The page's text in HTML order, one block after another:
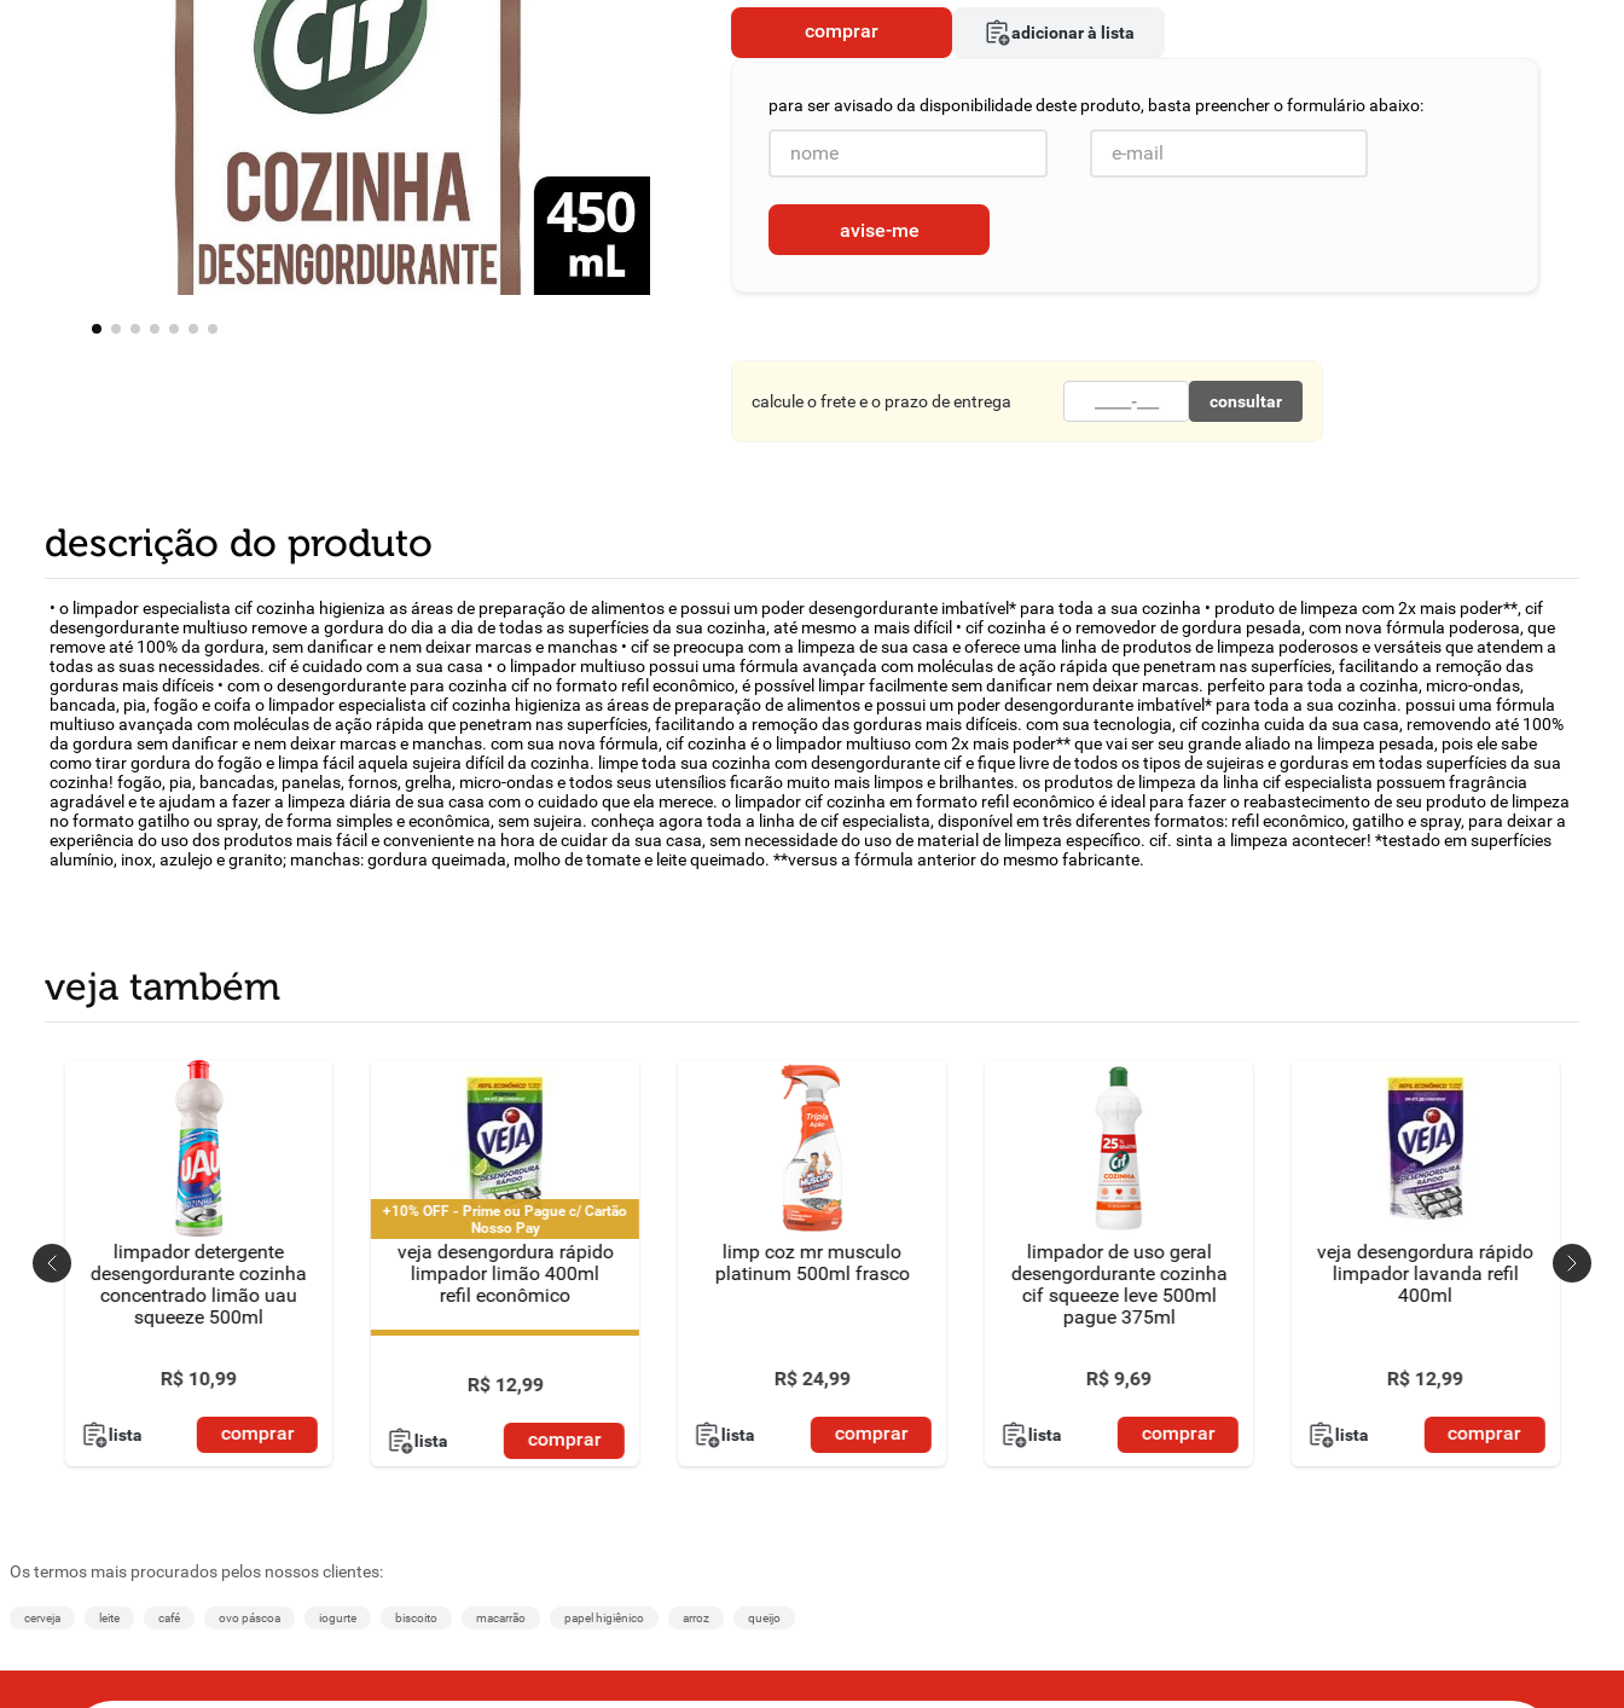
comprar adicionar à lista
avise-me
calcule o frete e o prazo de entrega consultar
descrição do produto
• o limpador especialista cif cozinha higieniza as áreas de preparação de alimentos e possui um poder desengordurante imbatível* para toda a sua cozinha • produto de limpeza com 2x mais poder**, cif
desengordurante multiuso remove a gordura do dia a dia de todas as superfícies da sua cozinha, até mesmo a mais difícil • cif cozinha é o removedor de gordura pesada, com nova fórmula poderosa, que
remove até 100% da gordura, sem danificar e nem deixar marcas e manchas • cif se preocupa com a limpeza de sua casa e oferece uma linha de produtos de limpeza poderosos e versáteis que atendem a
todas as suas necessidades. cif é cuidado com a sua casa • o limpador multiuso possui uma fórmula avançada com moléculas de ação rápida que penetram nas superfícies, facilitando a remoção das
gorduras mais difíceis • com o desengordurante para cozinha cif no formato refil econômico, é possível limpar facilmente sem danificar nem deixar marcas. perfeito para toda a cozinha, micro-ondas,
bancada, pia, fogão e coifa o limpador especialista cif cozinha higieniza as áreas de preparação de alimentos e possui um poder desengordurante imbatível* para toda a sua cozinha. possui uma fórmula
multiuso avançada com moléculas de ação rápida que penetram nas superfícies, facilitando a remoção das gorduras mais difíceis. com sua tecnologia, cif cozinha cuida da sua casa, removendo até 100%
da gordura sem danificar e nem deixar marcas e manchas. com sua nova fórmula, cif cozinha é o limpador multiuso com 2x mais poder** que vai ser seu grande aliado na limpeza pesada, pois ele sabe
como tirar gordura do fogão e limpa fácil aquela sujeira difícil da cozinha. limpe toda sua cozinha com desengordurante cif e fique livre de todos os tipos de sujeiras e gorduras em todas superfícies da sua
cozinha! fogão, pia, bancadas, panelas, fornos, grelha, micro-ondas e todos seus utensílios ficarão muito mais limpos e brilhantes. os produtos de limpeza da linha cif especialista possuem fragrância
agradável e te ajudam a fazer a limpeza diária de sua casa com o cuidado que ela merece. o limpador cif cozinha em formato refil econômico é ideal para fazer o reabastecimento de seu produto de limpeza
no formato gatilho ou spray, de forma simples e econômica, sem sujeira. conheça agora toda a linha de cif especialista, disponível em três diferentes formatos: refil econômico, gatilho e spray, para deixar a
experiência do uso dos produtos mais fácil e conveniente na hora de cuidar da sua casa, sem necessidade do uso de material de limpeza específico. cif. sinta a limpeza acontecer! *testado em superfícies
alumínio, inox, azulejo e granito; manchas: gordura queimada, molho de tomate e leite queimado. **versus a fórmula anterior do mesmo fabricante.
veja também
limpador detergente
desengordurante cozinha
concentrado limão uau
squeeze 500ml
R$ 10,99
lista comprar
+10% OFF - Prime ou Pague c/ Cartão
Nosso Pay
veja desengordura rápido
limpador limão 400ml
refil econômico
+10% OFF - Prime ou Pague c/ Cartão
R$ 12,99
lista comprar
limp coz mr musculo
platinum 500ml frasco
R$ 24,99
lista comprar
limpador de uso geral
desengordurante cozinha
cif squeeze leve 500ml
pague 375ml
R$ 9,69
lista comprar
veja desengordura rápido
limpador lavanda refil
400ml
R$ 12,99
lista comprar
Os termos mais procurados pelos nossos clientes:
cerveja leite café ovo páscoa iogurte biscoito macarrão papel higiênico arroz queijo
detergente
macarrão
10 º chocolate